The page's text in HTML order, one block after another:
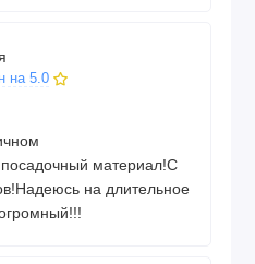
на 5.0
материал!С
на длительное